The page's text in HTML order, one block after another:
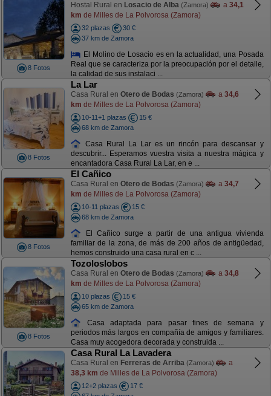
8 Fotos
Hostal Rural en Losacio de Alba (Zamora) a 34,1
km de Milles de La Polvorosa (Zamora)
32 plazas
30 €
37 km de Zamora
El Molino de Losacio es en la actualidad, una Posada
Real que se caracteriza por la preocupación por el detalle,
la calidad de sus instalaci ...
8 Fotos
La Lar
Casa Rural en Otero de Bodas (Zamora) a 34,6
km de Milles de La Polvorosa (Zamora)
10-11+1 plazas
15 €
68 km de Zamora
Casa Rural La Lar es un rincón para descansar y
descubrir... Esperamos vuestra visita a nuestra mágica y
encantadora Casa Rural La Lar, en e ...
8 Fotos
El Cañico
Casa Rural en Otero de Bodas (Zamora) a 34,7
km de Milles de La Polvorosa (Zamora)
10-11 plazas
15 €
68 km de Zamora
El Cañico surge a partir de una antigua vivienda
familiar de la zona, de más de 200 años de antigüedad,
hemos construido una casa rural en c ...
8 Fotos
Tozoloslobos
Casa Rural en Otero de Bodas (Zamora) a 34,8
km de Milles de La Polvorosa (Zamora)
10 plazas
15 €
65 km de Zamora
Casa adaptada para pasar fines de semana y
periodos más largos en compañía de amigos y familiares.
Casa muy acogedora decorada y construida ...
Casa Rural La Lavadera
Casa Rural en Ferreras de Arriba (Zamora)
a
38,3 km de Milles de La Polvorosa (Zamora)
12+2 plazas
17 €